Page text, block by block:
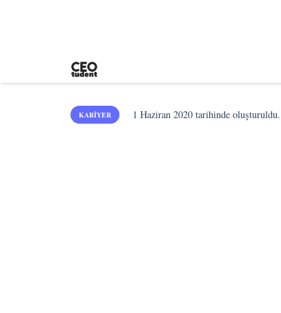
KARIYER 1 Haziran 2020 tarihinde oluşturuldu.